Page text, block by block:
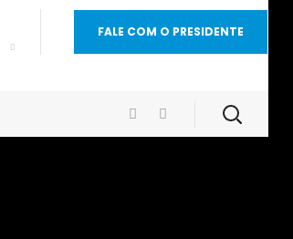
FALE COM O PRESIDENTE